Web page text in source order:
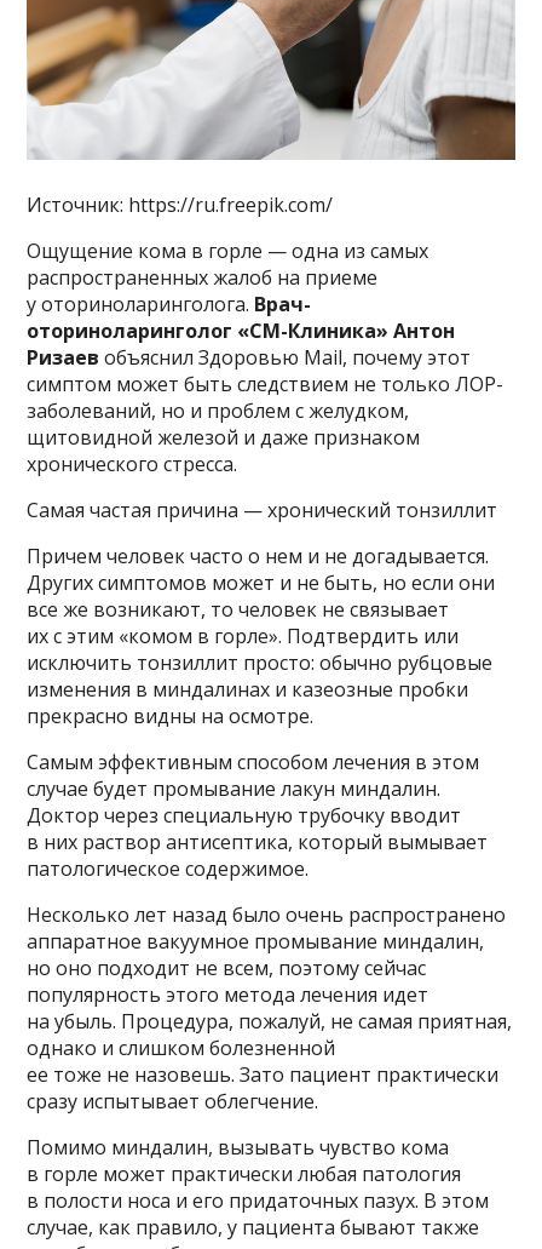
Источник: https://ru.freepik.com/
Ощущение кома в горле — одна из самых
распространенных жалоб на приеме
у оториноларинголога. Врач-
оториноларинголог «СМ-Клиника» Антон
Ризаевобъяснил Здоровью Mail, почему этот
симптом может быть следствием не только ЛОР-
заболеваний, но и проблем с желудком,
щитовидной железой и даже признаком
хронического стресса.
Самая частая причина — хронический тонзиллит
Причем человек часто о нем и не догадывается.
Других симптомов может и не быть, но если они
все же возникают, то человек не связывает
их с этим «комом в горле». Подтвердить или
исключить тонзиллит просто: обычно рубцовые
изменения в миндалинах и казеозные пробки
прекрасно видны на осмотре.
Самым эффективным способом лечения в этом
случае будет промывание лакун миндалин.
Доктор через специальную трубочку вводит
в них раствор антисептика, который вымывает
патологическое содержимое.
Несколько лет назад было очень распространено
аппаратное вакуумное промывание миндалин,
но оно подходит не всем, поэтому сейчас
популярность этого метода лечения идет
на убыль. Процедура, пожалуй, не самая приятная,
однако и слишком болезненной
ее тоже не назовешь. Зато пациент практически
сразу испытывает облегчение.
Помимо миндалин, вызывать чувство кома
в горле может практически любая патология
в полости носа и его придаточных пазух. В этом
случае, как правило, у пациента бывают также